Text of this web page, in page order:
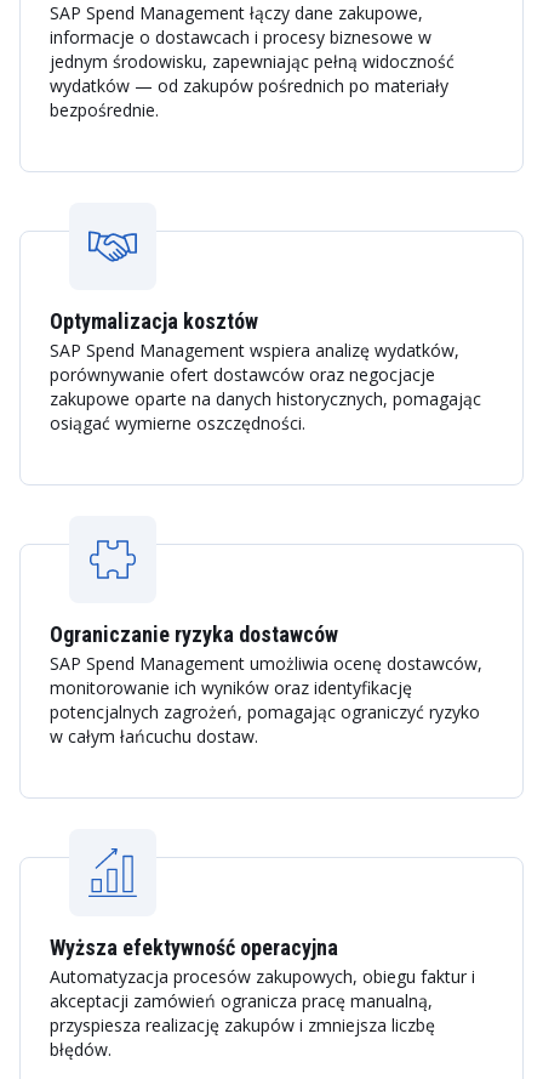
SAP Spend Management łączy dane zakupowe,
informacje o dostawcach i procesy biznesowe w
jednym środowisku, zapewniając pełną widoczność
wydatków — od zakupów pośrednich po materiały
bezpośrednie.
Optymalizacja kosztów
SAP Spend Management wspiera analizę wydatków,
porównywanie ofert dostawców oraz negocjacje
zakupowe oparte na danych historycznych, pomagając
osiągać wymierne oszczędności.
Ograniczanie ryzyka dostawców
SAP Spend Management umożliwia ocenę dostawców,
monitorowanie ich wyników oraz identyfikację
potencjalnych zagrożeń, pomagając ograniczyć ryzyko
w całym łańcuchu dostaw.
Wyższa efektywność operacyjna
Automatyzacja procesów zakupowych, obiegu faktur i
akceptacji zamówień ogranicza pracę manualną,
przyspiesza realizację zakupów i zmniejsza liczbę
błędów.